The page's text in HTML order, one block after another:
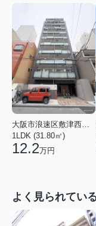
大阪市浪速区敷津西２丁目
1LDK (31.80㎡)
12.2万円
よく見られてい